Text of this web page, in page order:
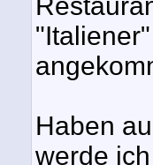
Haben
werde